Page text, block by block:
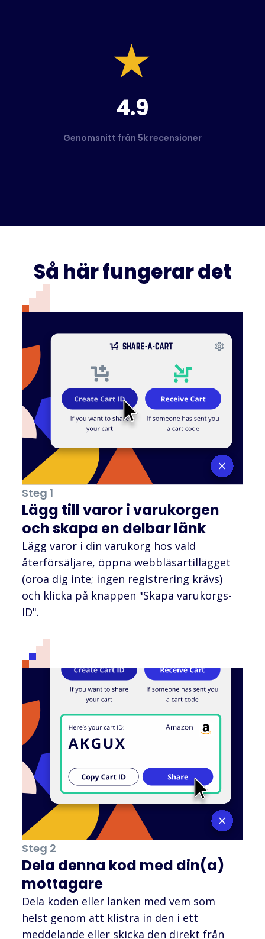
4.9
Genomsnitt från 5k recensioner
Så här fungerar det
Steg 1
Lägg till varor i varukorgen
och skapa en delbar länk
Lägg varor i din varukorg hos vald
återförsäljare, öppna webbläsartillägget
(oroa dig inte; ingen registrering krävs)
och klicka på knappen "Skapa varukorgs-
ID".
Steg 2
Dela denna kod med din(a)
mottagare
Dela koden eller länken med vem som
helst genom att klistra in den i ett
meddelande eller skicka den direkt från